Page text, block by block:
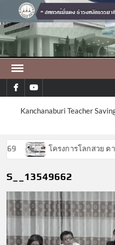
content
facebookyoutube
Kanchanaburi Teacher
โครงการโลกสวย ตาใส
S__13549662